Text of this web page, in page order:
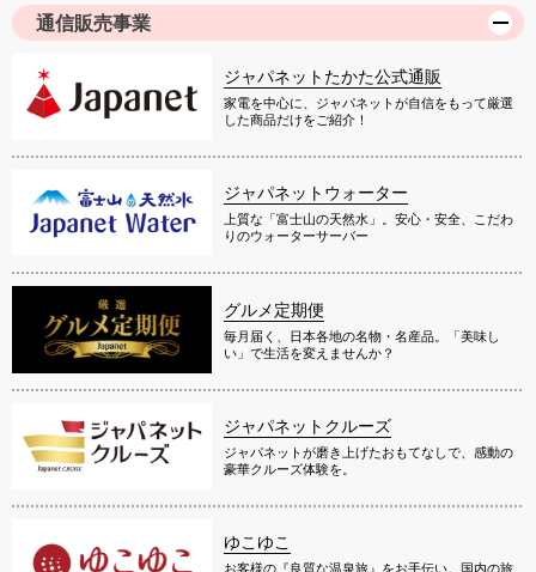
通信販売事業
ジャパネットたかた公式通販
家電を中心に、ジャパネットが自信をもって厳選
した商品だけをご紹介！
ジャパネットウォーター
上質な「富士山の天然水」。安心・安全、こだわ
りのウォーターサーバー
グルメ定期便
毎月届く、日本各地の名物・名産品。「美味し
い」で生活を変えませんか？
ジャパネットクルーズ
ジャパネットが磨き上げたおもてなしで、感動の
豪華クルーズ体験を。
ゆこゆこ